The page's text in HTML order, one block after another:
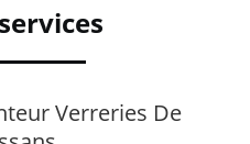
Verreries De